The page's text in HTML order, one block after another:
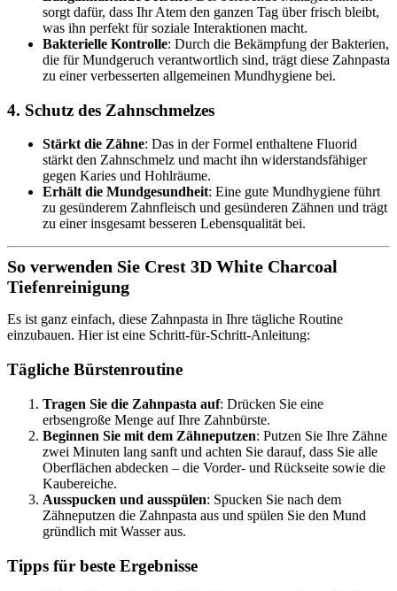
sorgt dafür, dass Ihr Atem den ganzen Tag über frisch bleibt,
was ihn perfekt für soziale Interaktionen macht.
Bakterielle Kontrolle: Durch die Bekämpfung der Bakterien,
die für Mundgeruch verantwortlich sind, trägt diese Zahnpasta
zu einer verbesserten allgemeinen Mundhygiene bei.
4. Schutz des Zahnschmelzes
Stärkt die Zähne: Das in der Formel enthaltene Fluorid
stärkt den Zahnschmelz und macht ihn widerstandsfähiger
gegen Karies und Hohlräume.
Erhält die Mundgesundheit: Eine gute Mundhygiene führt
zu gesünderem Zahnfleisch und gesünderen Zähnen und trägt
zu einer insgesamt besseren Lebensqualität bei.
So verwenden Sie Crest 3D White Charcoal
Tiefenreinigung
Es ist ganz einfach, diese Zahnpasta in Ihre tägliche Routine
einzubauen. Hier ist eine Schritt-für-Schritt-Anleitung:
Tägliche Bürstenroutine
Tragen Sie die Zahnpasta auf: Drücken Sie eine
erbsengroße Menge auf Ihre Zahnbürste.
Beginnen Sie mit dem Zähneputzen: Putzen Sie Ihre Zähne
zwei Minuten lang sanft und achten Sie darauf, dass Sie alle
Oberflächen abdecken – die Vorder- und Rückseite sowie die
Kaubereiche.
Ausspucken und ausspülen: Spucken Sie nach dem
Zähneputzen die Zahnpasta aus und spülen Sie den Mund
gründlich mit Wasser aus.
Tipps für beste Ergebnisse